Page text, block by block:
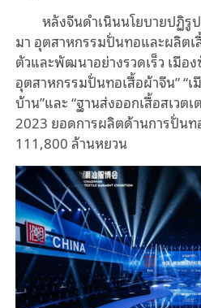
หลังจีนดำเนินนโยบายปฏิรู
มา อุตสาหกรรมปั่นทอและผลิตเ
ตัวและพัฒนาอย่างรวดเร็ว เมือง
อุตสาหกรรมปั่นทอเสื้อผ้าจีน” “
บ้าน”และ “ฐานส่งออกเสื้อสเวต
2023 ยอดการผลิตด้านการปั่นท
111,800 ล้านหยวน